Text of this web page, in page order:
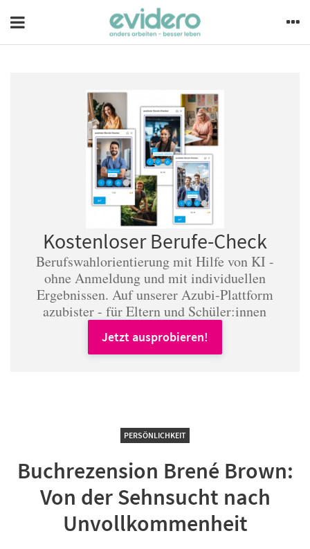
Kostenloser Berufe-Check
Berufswahlorientierung mit Hilfe von KI -
ohne Anmeldung und mit individuellen
Ergebnissen. Auf unserer Azubi-Plattform
azubister - für Eltern und Schüler:innen
Jetzt ausprobieren!
PERSÖNLICHKEIT
Buchrezension Brené Brown:
Von der Sehnsucht nach
Unvollkommenheit